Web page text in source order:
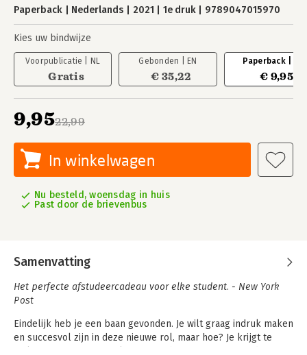
Paperback Nederlands 2021 1e druk 9789047015970
Kies uw bindwijze
Voorpublicatie | NL
Gratis
Gebonden | EN
€ 35,22
Paperback | NL
€ 9,95
22,99
9,95
In winkelwagen
Nu besteld, woensdag in huis
Past door de brievenbus
Samenvatting
Het perfecte afstudeercadeau voor elke student. - New York
Post
Eindelijk heb je een baan gevonden. Je wilt graag indruk maken
en succesvol zijn in deze nieuwe rol, maar hoe? Je krijgt te